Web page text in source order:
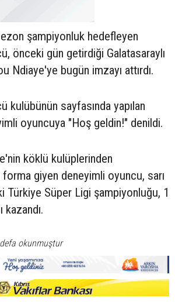
şampiyonluk hedefleyen
önceki gün getirdiği Galatasaraylı
Ndiaye'ye bugün imzayı attırdı.
kulübünün sayfasında yapılan
oyuncuya "Hoş geldin!" denildi.
köklü kulüplerinden
forma giyen deneyimli oyuncu, sarı
Türkiye Süper Ligi şampiyonluğu, 1
kazandı.
okunmuştur